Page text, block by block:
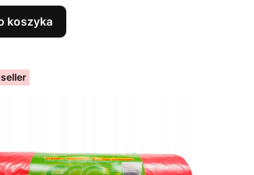
koszyka